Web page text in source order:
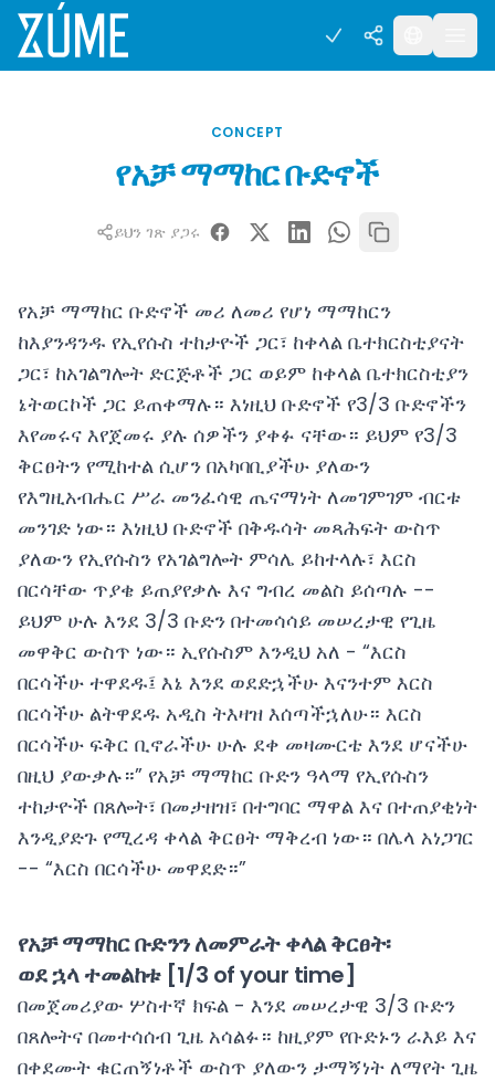
CONCEPT
የአቻ ማማከር ቡድኖች
ይህን ገጽ ያጋሩ
የአቻ ማማከር ቡድኖች መሪ ለመሪ የሆነ ማማከርን
ከእያንዳንዱ የኢየሱስ ተከታዮች ጋር፣ ከቀላል ቤተክርስቲያናት
ጋር፣ ከአገልግሎት ድርጅቶች ጋር ወይም ከቀላል ቤተክርስቲያን
ኔትወርኮች ጋር ይጠቀማሉ። እነዚህ ቡድኖች የ3/3 ቡድኖችን
እየመሩና እየጀመሩ ያሉ ሰዎችን ያቀፉ ናቸው። ይህም የ3/3
ቅርፀትን የሚከተል ሲሆን በአካባቢያችሁ ያለውን
የእግዚአብሔር ሥራ መንፈሳዊ ጤናማነት ለመገምገም ብርቱ
መንገድ ነው። እነዚህ ቡድኖች በቅዱሳት መጻሕፍት ውስጥ
ያለውን የኢየሱስን የአገልግሎት ምሳሌ ይከተላሉ፣ እርስ
በርሳቸው ጥያቄ ይጠያየቃሉ እና ግብረ መልስ ይሰጣሉ --
ይህም ሁሉ እንደ 3/3 ቡድን በተመሳሳይ መሠረታዊ የጊዜ
መዋቅር ውስጥ ነው። ኢየሱስም እንዲህ አለ - “እርስ
በርሳችሁ ተዋደዱ፤ እኔ እንደ ወደድኋችሁ እናንተም እርስ
በርሳችሁ ልትዋደዱ አዲስ ትእዛዝ እሰጣችኋለሁ። እርስ
በርሳችሁ ፍቅር ቢኖራችሁ ሁሉ ደቀ መዛሙርቴ እንደ ሆናችሁ
በዚህ ያውቃሉ።” የአቻ ማማከር ቡድን ዓላማ የኢየሱስን
ተከታዮች በጸሎት፣ በመታዘዝ፣ በተግባር ማዋል እና በተጠያቂነት
እንዲያድጉ የሚረዳ ቀላል ቅርፀት ማቅረብ ነው። በሌላ አነጋገር
-- “እርስ በርሳችሁ መዋደድ።”
የአቻ ማማከር ቡድንን ለመምራት ቀላል ቅርፀት፡
ወደ ኋላ ተመልከቱ [1/3 of your time]
በመጀመሪያው ሦስተኛ ክፍል - እንደ መሠረታዊ 3/3 ቡድን
በጸሎትና በመተሳሰብ ጊዜ አሳልፉ። ከዚያም የቡድኑን ራእይ እና
በቀደሙት ቁርጠኝነቶች ውስጥ ያለውን ታማኝነት ለማየት ጊዜ